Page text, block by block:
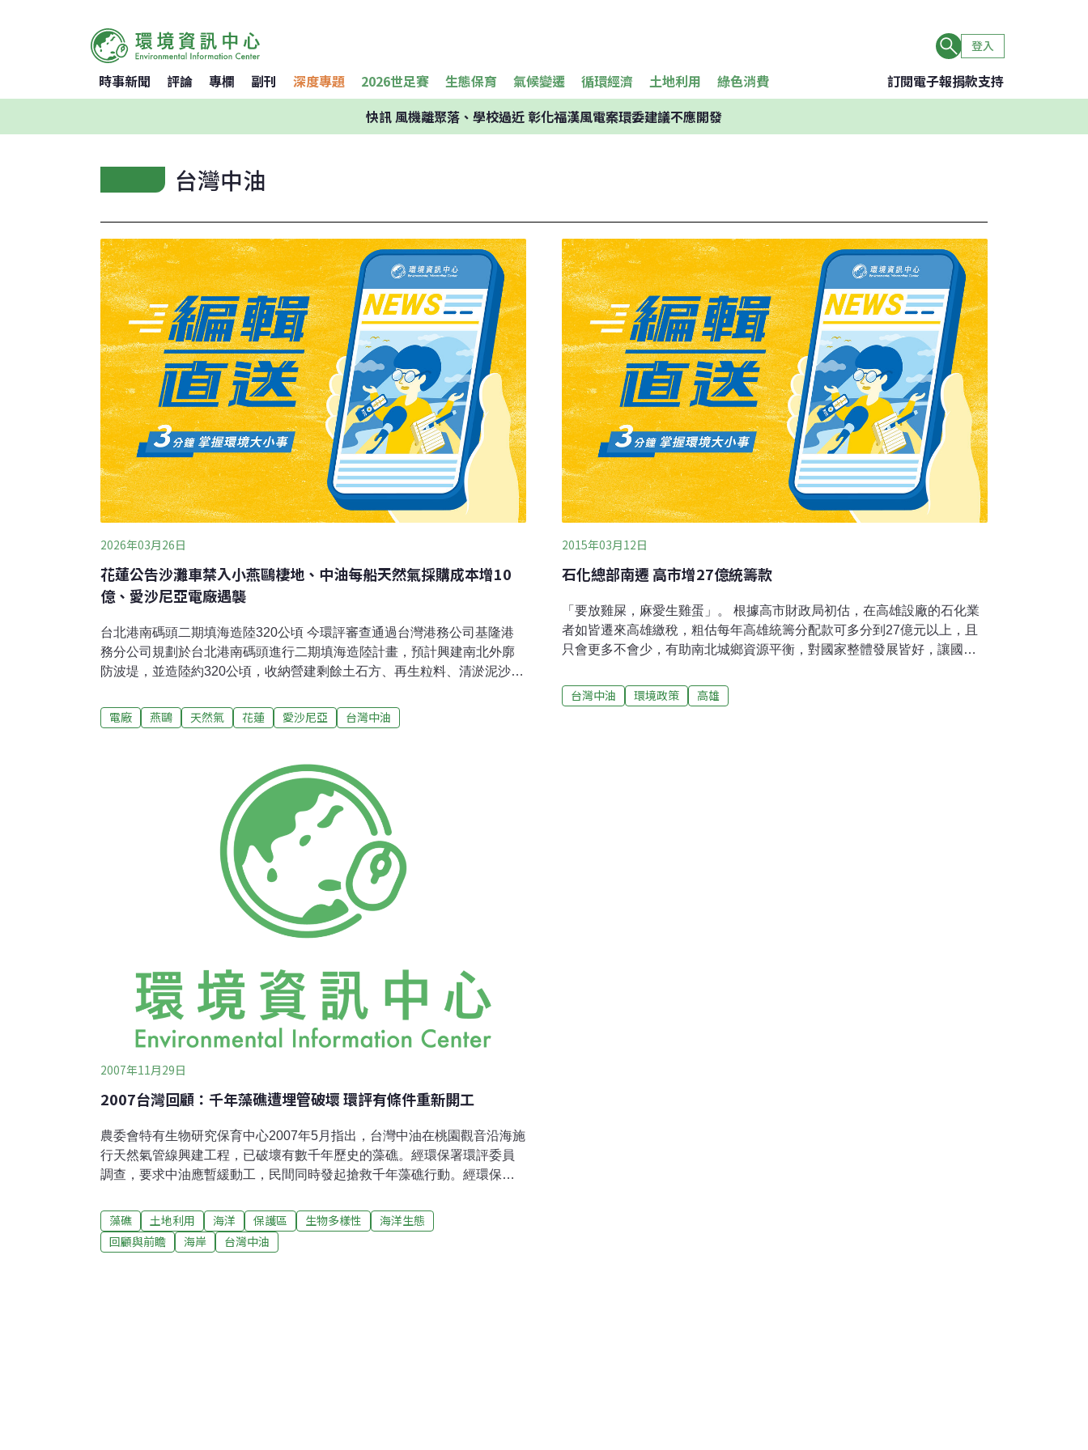
登入
時事新聞 評論 專欄 副刊 深度專題 2026世足賽 生態保育 氣候變遷 循環經濟 土地利用 綠色消費 訂閱電子報捐款支持
快訊風機離聚落、學校過近 彰化福漢風電案環委建議不應開發
台灣中油
2026年03月26日
花蓮公告沙灘車禁入小燕鷗棲地、中油每船天然氣採購成本增10
億、愛沙尼亞電廠遇襲
台北港南碼頭二期填海造陸320公頃 今環評審查通過台灣港務公司基隆港
務分公司規劃於台北港南碼頭進行二期填海造陸計畫，預計興建南北外廓
防波堤，並造陸約320公頃，收納營建剩餘土石方、再生粒料、清淤泥沙
式通過環評大會審查，將採分期分區開發，最快明年動工。（自由時報報
導）宜蘭礁溪農田排水溝 發現發黑陳年油垢 環局加強稽查宜蘭礁溪鄉白雲
查出是渠道同時承接住家和餐飲業者廢汙水，居民更直呼「看到就想
吐」。新北土城區承天路巷弄側溝也被發現大量白色油汙，環保局查獲食
品加工廠排廢水。（聯合新聞網報導）
電廠 燕鷗 天然氣 花蓮 愛沙尼亞 台灣中油
2015年03月12日
石化總部南遷 高市增27億統籌款
「要放雞屎，麻愛生雞蛋」。 根據高市財政局初估，在高雄設廠的石化業
者如皆遷來高雄繳稅，粗估每年高雄統籌分配款可多分到27億元以上，且
只會更多不會少，有助南北城鄉資源平衡，對國家整體發展皆好，讓國家
於希望石化業者將總公司南遷高雄，市長陳菊強調，訂定「高雄市既有工
業管線管理自治條例」，並不是為了和台北搶稅款，而是為高雄爭取環境
台灣中油 環境政策 高雄
2007年11月29日
2007台灣回顧：千年藻礁遭埋管破壞 環評有條件重新開工
農委會特有生物研究保育中心2007年5月指出，台灣中油在桃園觀音沿海施
行天然氣管線興建工程，已破壞有數千年歷史的藻礁。經環保署環評委員
調查，要求中油應暫緩動工，民間同時發起搶救千年藻礁行動。經環保署
管線破壞桃園外海藻礁的因應對策，並且建議主管機關規劃藻礁保護區。
特有生物研究保育中心助理研究員劉靜榆指出，桃園縣觀音海岸的小飯壢
溪口至新屋溪口間，寬達500公尺、長約4公里，是目前藻礁礁體最完整、
藻礁 土地利用 海洋 保護區 生物多樣性
海洋生態
回顧與前瞻
海岸 台灣中油